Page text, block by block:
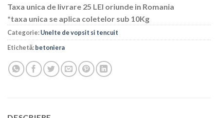
Taxa unica de livrare 25 LEI oriunde in Romania
*taxa unica se aplica coletelor sub 10Kg
Categorie:Unelte de vopsit si tencuit
Etichetă:betoniera